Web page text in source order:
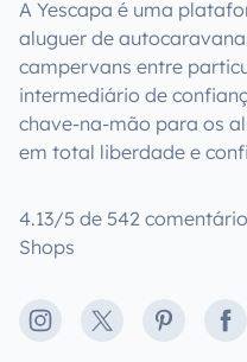
A Yescapa é uma
aluguer de
campervans entre
intermediário de
chave-na-mão para os
em total liberdade e
4.13/5 de 542
Shops
Instagram
X Pinterest